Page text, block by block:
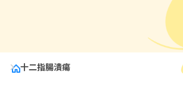
十二指腸潰瘍